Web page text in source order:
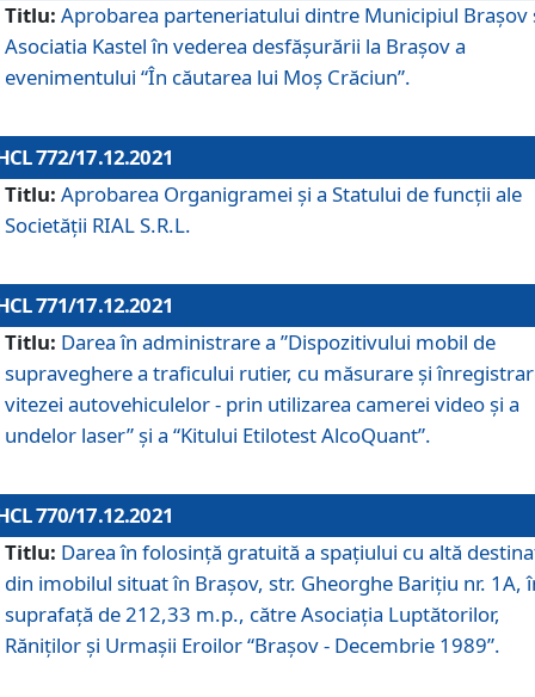
Titlu: Aprobarea parteneriatului dintre Municipiul Brașov
Asociatia Kastel în vederea desfăşurării la Brașov a
evenimentului “În căutarea lui Moș Crăciun”.
772/17.12.2021
Titlu: Aprobarea Organigramei şi a Statului de funcţii ale
Societăţii RIAL S.R.L.
771/17.12.2021
Titlu: Darea în administrare a ”Dispozitivului mobil de
supraveghere a traficului rutier, cu măsurare și
vitezei autovehiculelor - prin utilizarea camerei video și a
undelor laser” și a “Kitului Etilotest AlcoQuant”.
770/17.12.2021
Titlu: Darea în folosinţă gratuită a spaţiului cu altă
din imobilul situat în Braşov, str. Gheorghe Bariţiu nr. 1A,
suprafaţă de 212,33 m.p., către Asociaţia Luptătorilor,
Răniţilor şi Urmaşii Eroilor “Braşov - Decembrie 1989”.